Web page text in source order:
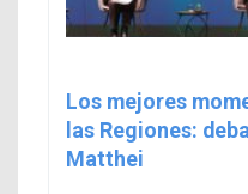
Los mejores
las Regiones:
Matthei